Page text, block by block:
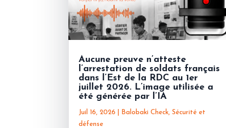
Aucune preuve n’atteste
l’arrestation de soldats français
dans l’Est de la RDC au 1er
juillet 2026. L’image utilisée a
été générée par l’IA
Juil 16, 2026 Balobaki Check ,Sécurité et
défense